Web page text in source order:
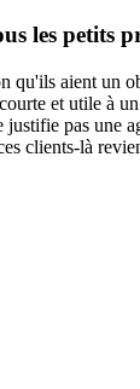
les petits
qu'ils aient un
et utile à
justifie pas une
clients-là